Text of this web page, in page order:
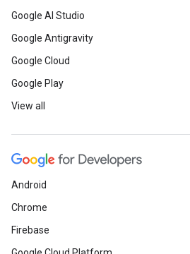
Google AI Studio
Google Antigravity
Google Cloud
Google Play
View all
Android
Chrome
Firebase